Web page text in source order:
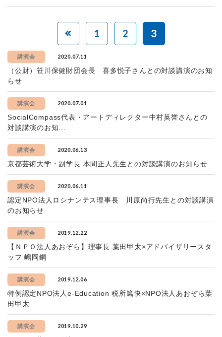
1 2 3
講演会 2020.07.11
（公財）笹川保健財団会長 喜多悦子さんとの対談講演のお知
らせ
講演会 2020.07.01
SocialCompass代表・アートディレクター中村英誉さんとの
対談講演のお知...
講演会 2020.06.13
京都芸術大学・副学長 本間正人先生との対談講演のお知らせ
講演会 2020.06.11
認定NPO法人ロシナンテス理事長 川原尚行先生との対談講演
のお知らせ
講演会 2019.12.22
【ＮＰＯ法人あおぞら】理事長 葉田甲太×アドバイザリースタ
ッフ 嶋岡鋼
講演会 2019.12.06
特例認定NPO法人e-Education 税所篤快×NPO法人あおぞら葉
田甲太
講演会 2019.10.29